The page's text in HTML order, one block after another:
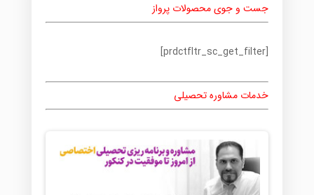
جست و جوی محصولات پرواز
[prdctfltr_sc_get_filter]
خدمات مشاوره تحصیلی